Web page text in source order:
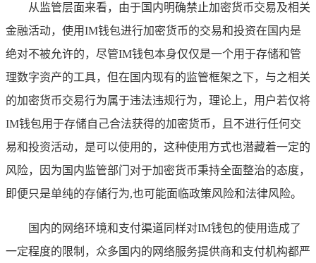
从监管层面来看，由于国内明确禁止加密货币交易及相关
金融活动，使用IM钱包进行加密货币的交易和投资在国内是
绝对不被允许的，尽管IM钱包本身仅仅是一个用于存储和管
理数字资产的工具，但在国内现有的监管框架之下，与之相关
的加密货币交易行为属于违法违规行为，理论上，用户若仅将
IM钱包用于存储自己合法获得的加密货币，且不进行任何交
易和投资活动，是可以使用的，这种使用方式也潜藏着一定的
风险，因为国内监管部门对于加密货币秉持全面整治的态度，
即便只是单纯的存储行为,也可能面临政策风险和法律风险。
国内的网络环境和支付渠道同样对IM钱包的使用造成了
一定程度的限制，众多国内的网络服务提供商和支付机构都严